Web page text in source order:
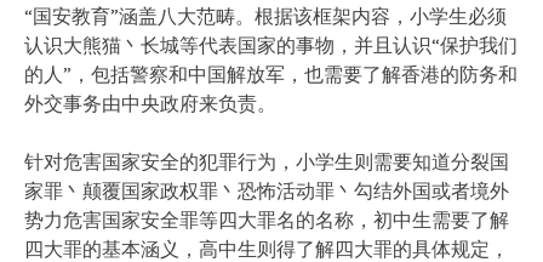
“国安教育”涵盖八大范畴。根据该框架内容，小学生必须
认识大熊猫丶长城等代表国家的事物，并且认识“保护我们
的人”，包括警察和中国解放军，也需要了解香港的防务和
外交事务由中央政府来负责。
针对危害国家安全的犯罪行为，小学生则需要知道分裂国
家罪丶颠覆国家政权罪丶恐怖活动罪丶勾结外国或者境外
势力危害国家安全罪等四大罪名的名称，初中生需要了解
四大罪的基本涵义，高中生则得了解四大罪的具体规定，